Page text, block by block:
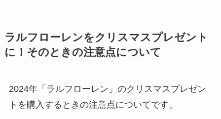
ラルフローレンをクリスマスプレゼント
に！そのときの注意点について
2024年「ラルフローレン」のクリスマスプレゼン
トを購入するときの注意点についてです。